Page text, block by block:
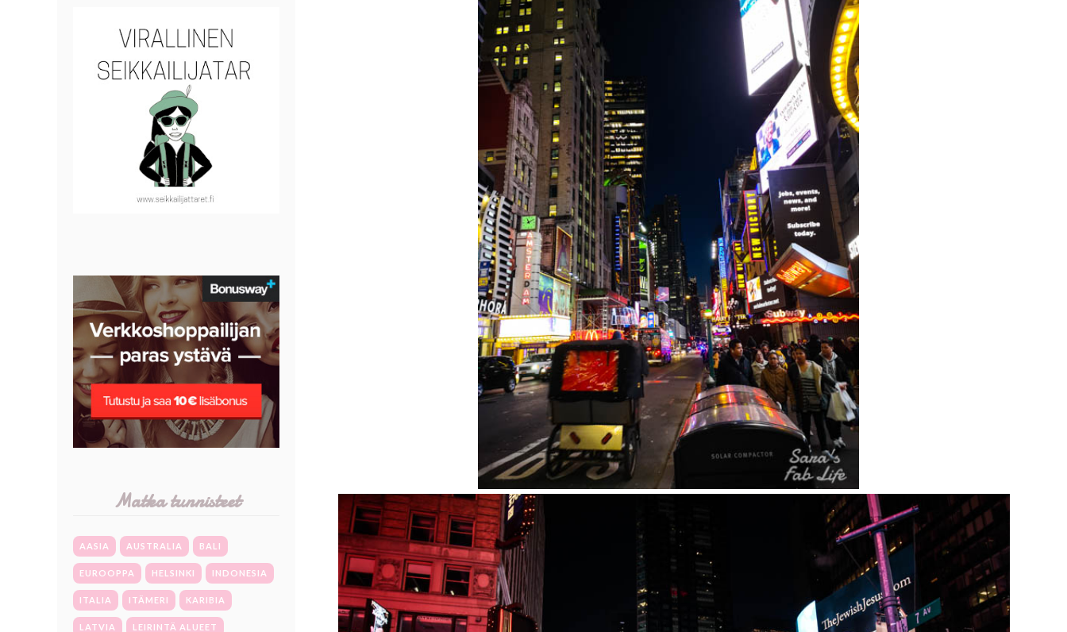
Matka tunnisteet
AASIA AUSTRALIA BALI
EUROOPPA HELSINKI INDONESIA
ITALIA ITÄMERI KARIBIA
LATVIA LEIRINTÄ ALUEET